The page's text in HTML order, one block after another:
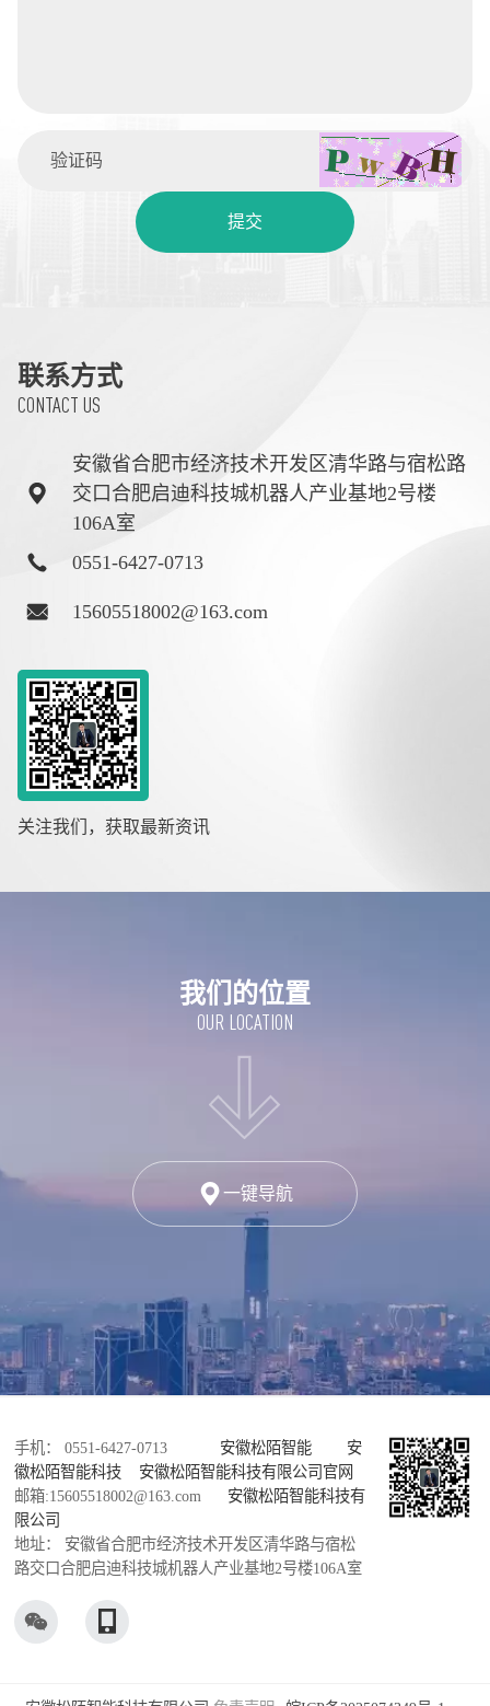
联系方式
CONTACT US
安徽省合肥市经济技术开发区清华路与宿松路
交口合肥启迪科技城机器人产业基地2号楼
106A室
0551-6427-0713
15605518002@163.com
关注我们，获取最新资讯
我们的位置
OUR LOCATION
一键导航
手机： 0551-6427-0713 安徽松陌智能
安
徽松陌智能科技
安徽松陌智能科技有限公司官网
邮箱:15605518002@163.com 安徽松陌智能科技有
限公司
地址： 安徽省合肥市经济技术开发区清华路与宿松
路交口合肥启迪科技城机器人产业基地2号楼106A室